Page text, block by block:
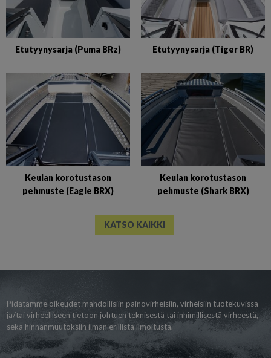
Etutyynysarja (Puma BRz) Etutyynysarja (Tiger BR)
Keulan korotustason
pehmuste (Eagle BRX)
Keulan korotustason
pehmuste (Shark BRX)
KATSO KAIKKI
Pidätämme oikeudet mahdollisiin painovirheisiin, virheisiin tuotekuvissa
ja/tai virheelliseen tietoon johtuen teknisestä tai inhimillisestä virheestä,
sekä hinnanmuutoksiin ilman erillistä ilmoitusta.